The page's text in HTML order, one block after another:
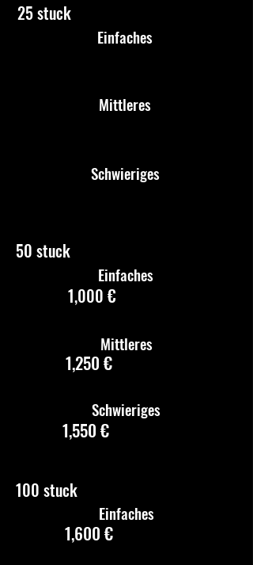
25 stuck
Einfaches
Mittleres
Schwieriges
50 stuck
1,000 €
Einfaches
1,250 €
Mittleres
1,550 €
Schwieriges
100 stuck
1,600 €
Einfaches